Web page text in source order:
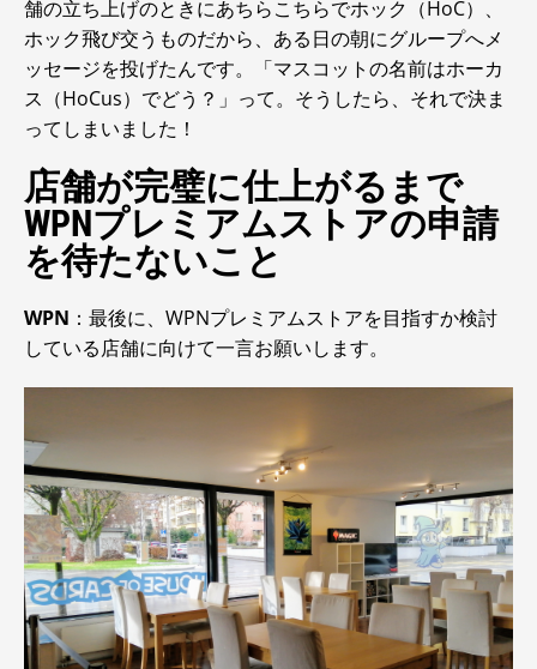
舗の立ち上げのときにあちらこちらでホック（HoC）、
ホック飛び交うものだから、ある日の朝にグループへメ
ッセージを投げたんです。「マスコットの名前はホーカ
ス（HoCus）でどう？」って。そうしたら、それで決ま
ってしまいました！
店舗が完璧に仕上がるまで
WPNプレミアムストアの申請
を待たないこと
WPN ：最後に、WPNプレミアムストアを目指すか検討
している店舗に向けて一言お願いします。